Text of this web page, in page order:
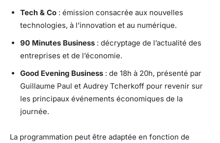
Tech & Co : émission consacrée aux nouvelles
technologies, à l’innovation et au numérique.
90 Minutes Business : décryptage de l’actualité des
entreprises et de l’économie.
Good Evening Business : de 18h à 20h, présenté par
Guillaume Paul et Audrey Tcherkoff pour revenir sur
les principaux événements économiques de la
journée.
La programmation peut être adaptée en fonction de